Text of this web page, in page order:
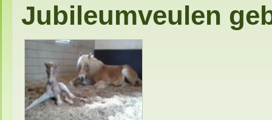
Jubileumveulen